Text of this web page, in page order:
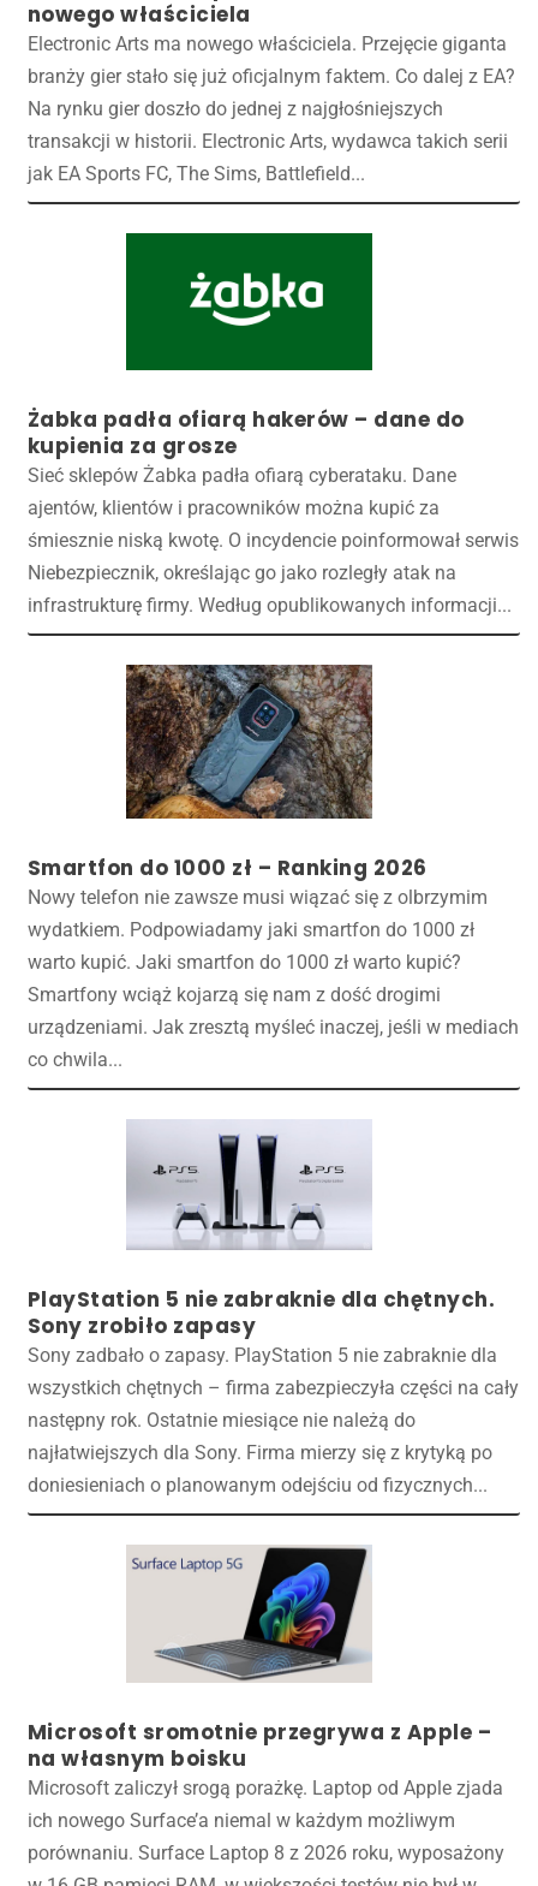
nowego właściciela
Electronic Arts ma nowego właściciela. Przejęcie giganta
branży gier stało się już oficjalnym faktem. Co dalej z EA?
Na rynku gier doszło do jednej z najgłośniejszych
transakcji w historii. Electronic Arts, wydawca takich serii
jak EA Sports FC, The Sims, Battlefield...
Żabka padła ofiarą hakerów – dane do
kupienia za grosze
Sieć sklepów Żabka padła ofiarą cyberataku. Dane
ajentów, klientów i pracowników można kupić za
śmiesznie niską kwotę. O incydencie poinformował serwis
Niebezpiecznik, określając go jako rozległy atak na
infrastrukturę firmy. Według opublikowanych informacji...
Smartfon do 1000 zł – Ranking 2026
Nowy telefon nie zawsze musi wiązać się z olbrzymim
wydatkiem. Podpowiadamy jaki smartfon do 1000 zł
warto kupić. Jaki smartfon do 1000 zł warto kupić?
Smartfony wciąż kojarzą się nam z dość drogimi
urządzeniami. Jak zresztą myśleć inaczej, jeśli w mediach
co chwila...
PlayStation 5 nie zabraknie dla chętnych.
Sony zrobiło zapasy
Sony zadbało o zapasy. PlayStation 5 nie zabraknie dla
wszystkich chętnych – firma zabezpieczyła części na cały
następny rok. Ostatnie miesiące nie należą do
najłatwiejszych dla Sony. Firma mierzy się z krytyką po
doniesieniach o planowanym odejściu od fizycznych...
Microsoft sromotnie przegrywa z Apple –
na własnym boisku
Microsoft zaliczył srogą porażkę. Laptop od Apple zjada
ich nowego Surface’a niemal w każdym możliwym
porównaniu. Surface Laptop 8 z 2026 roku, wyposażony